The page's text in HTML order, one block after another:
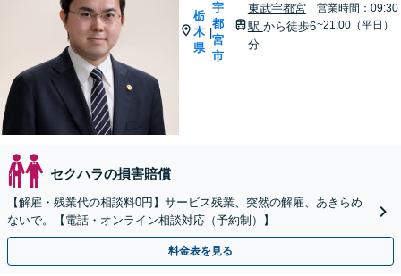
栃
木
県
|
宇
都
宮
市
東武宇都宮
駅 から徒歩6
分
営業時間：09:30
~21:00（平日）
セクハラの損害賠償
【解雇・残業代の相談料0円】サービス残業、突然の解雇、あきらめ
ないで。【電話・オンライン相談対応（予約制）】
料金表を見る